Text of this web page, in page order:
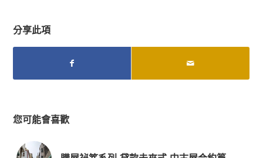
分享此項
您可能會喜歡